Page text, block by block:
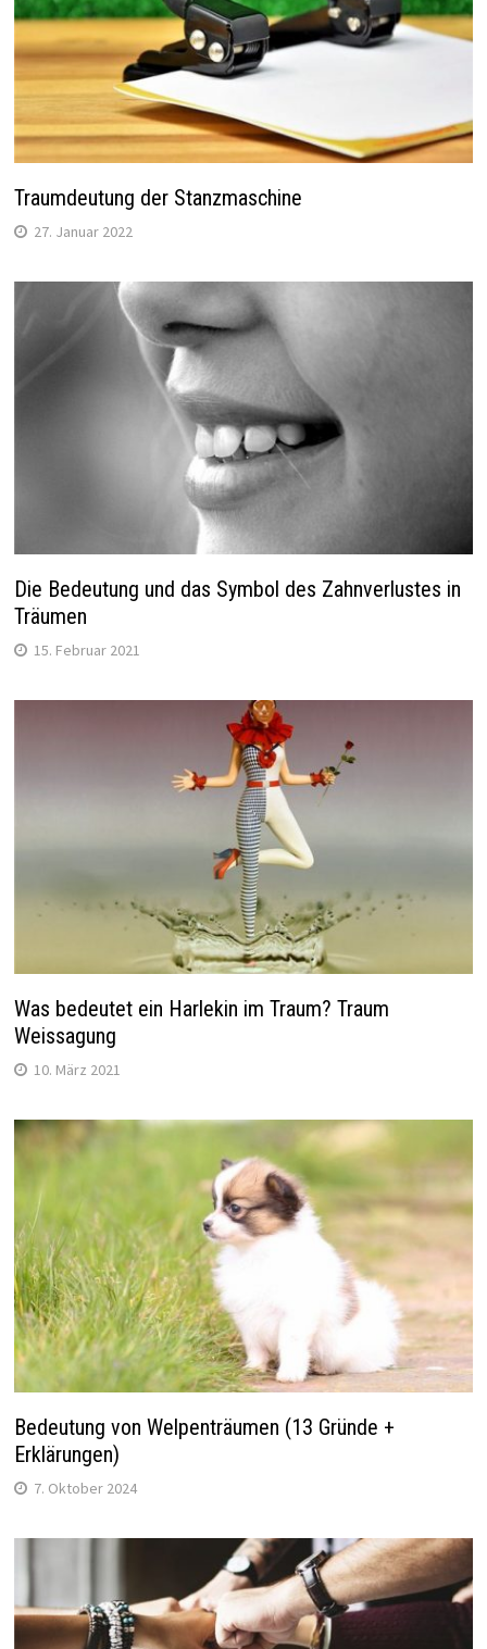
Traumdeutung der Stanzmaschine
27. Januar 2022
Die Bedeutung und das Symbol des Zahnverlustes in
Träumen
15. Februar 2021
Was bedeutet ein Harlekin im Traum? Traum
Weissagung
10. März 2021
Bedeutung von Welpenträumen (13 Gründe +
Erklärungen)
7. Oktober 2024